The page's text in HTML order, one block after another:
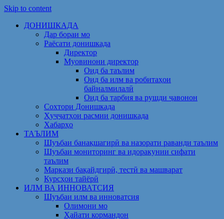
Skip to content
ДОНИШКАДА
Дар бораи мо
Раёсати донишкада
Директор
Муовинони директор
Оид ба таълим
Оид ба илм ва робитаҳои
байналмилалӣ
Оид ба тарбия ва рушди ҷавонон
Сохтори Донишкада
Ҳуҷҷатҳои расмии донишкада
Хабарҳо
ТАЪЛИМ
Шуъбаи банақшагирӣ ва назорати раванди таълим
Шуъбаи мониторинг ва идоракунии сифати
таълим
Маркази бақайдгирӣ, тестӣ ва машварат
Курсҳои тайёрӣ
ИЛМ ВА ИННОВАТСИЯ
Шуъбаи илм ва инноватсия
Олимони мо
Ҳайати кормандон